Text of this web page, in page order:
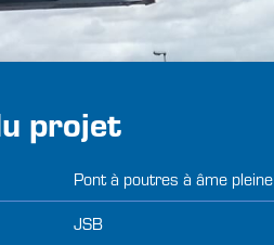
LES SOLUTIONS
MONDE
EMPLOIS
DE NOUS
projet
Pont à poutres à âme pleine
JSB